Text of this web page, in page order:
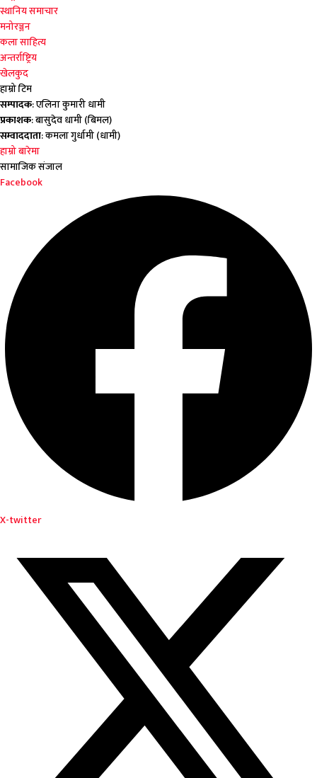
स्थानिय समाचार
मनोरञ्जन
कला साहित्य
अन्तर्राष्ट्रिय
खेलकुद
हाम्रो टिम
सम्पादक: एलिना कुमारी धामी
प्रकाशक: बासुदेव धामी (बिमल)
सम्वाददाता: कमला गुर्धामी (धामी)
हाम्रो बारेमा
सामाजिक संजाल
Facebook
X-twitter